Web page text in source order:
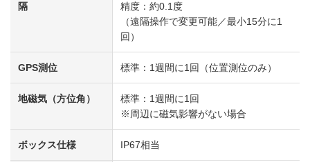
隔
精度：約0.1度
（遠隔操作で変更可能／最小15分に1
回）
GPS測位 標準：1週間に1回（位置測位のみ）
地磁気（方位角）
標準：1週間に1回
※周辺に磁気影響がない場合
ボックス仕様 IP67相当